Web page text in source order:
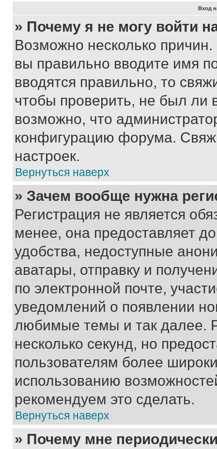
Вход
» Почему я не могу войти
Возможно несколько
вы правильно вводите имя
вводятся правильно, то
чтобы проверить, не был ли
возможно, что
конфигурацию форума.
настроек.
Вернуться наверх
» Зачем вообще нужна
Регистрация не является
менее, она предоставляет
удобства, недоступные
аватары, отправку и
по электронной почте,
уведомлений о появлении
любимые темы и так далее.
несколько секунд, но
пользователям более
использованию
рекомендуем это сделать.
Вернуться наверх
» Почему мне